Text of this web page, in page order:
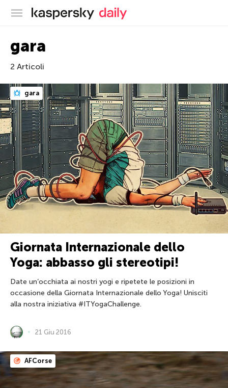
Blog ufficiale di Kaspersky
gara
2 Articoli
gara
Giornata Internazionale dello
Yoga: abbasso gli stereotipi!
Date un’occhiata ai nostri yogi e ripetete le posizioni in
occasione della Giornata Internazionale dello Yoga! Unisciti
alla nostra iniziativa #ITYogaChallenge.
21 Giu 2016
AFCorse